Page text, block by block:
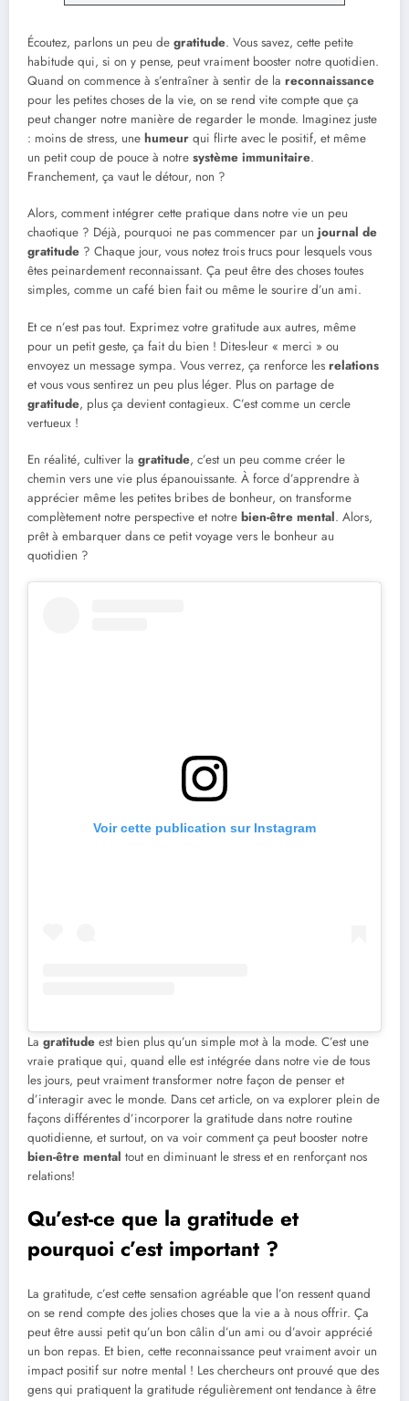
Écoutez, parlons un peu de gratitude. Vous savez, cette petite
habitude qui, si on y pense, peut vraiment booster notre quotidien.
Quand on commence à s’entraîner à sentir de la reconnaissance
pour les petites choses de la vie, on se rend vite compte que ça
peut changer notre manière de regarder le monde. Imaginez juste
: moins de stress, une humeur qui flirte avec le positif, et même
un petit coup de pouce à notre système immunitaire.
Franchement, ça vaut le détour, non ?
Alors, comment intégrer cette pratique dans notre vie un peu
chaotique ? Déjà, pourquoi ne pas commencer par un journal de
gratitude ? Chaque jour, vous notez trois trucs pour lesquels vous
êtes peinardement reconnaissant. Ça peut être des choses toutes
simples, comme un café bien fait ou même le sourire d’un ami.
Et ce n’est pas tout. Exprimez votre gratitude aux autres, même
pour un petit geste, ça fait du bien ! Dites-leur « merci » ou
envoyez un message sympa. Vous verrez, ça renforce les relations
et vous vous sentirez un peu plus léger. Plus on partage de
gratitude, plus ça devient contagieux. C’est comme un cercle
vertueux !
En réalité, cultiver la gratitude, c’est un peu comme créer le
chemin vers une vie plus épanouissante. À force d’apprendre à
apprécier même les petites bribes de bonheur, on transforme
complètement notre perspective et notre bien-être mental. Alors,
prêt à embarquer dans ce petit voyage vers le bonheur au
quotidien ?
Voir cette publication sur Instagram
La gratitude est bien plus qu’un simple mot à la mode. C’est une
vraie pratique qui, quand elle est intégrée dans notre vie de tous
les jours, peut vraiment transformer notre façon de penser et
d’interagir avec le monde. Dans cet article, on va explorer plein de
façons différentes d’incorporer la gratitude dans notre routine
quotidienne, et surtout, on va voir comment ça peut booster notre
bien-être mental tout en diminuant le stress et en renforçant nos
relations!
Qu’est-ce que la gratitude et
pourquoi c’est important ?
La gratitude, c’est cette sensation agréable que l’on ressent quand
on se rend compte des jolies choses que la vie a à nous offrir. Ça
peut être aussi petit qu’un bon câlin d’un ami ou d’avoir apprécié
un bon repas. Et bien, cette reconnaissance peut vraiment avoir un
impact positif sur notre mental ! Les chercheurs ont prouvé que des
gens qui pratiquent la gratitude régulièrement ont tendance à être